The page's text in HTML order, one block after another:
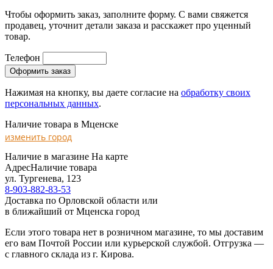
Чтобы оформить заказ, заполните форму. С вами свяжется
продавец, уточнит детали заказа и расскажет про уценный
товар.
Телефон
Нажимая на кнопку, вы даете согласие на обработку своих
персональных данных.
Наличие товара в Мценске
изменить город
Наличие в магазине На карте
АдресНаличие товара
ул. Тургенева, 123
8-903-882-83-53
Доставка по Орловской области или
в ближайший от Мценска город
Если этого товара нет в розничном магазине, то мы доставим
его вам Почтой России или курьерской службой. Отгрузка —
с главного склада из г. Кирова.